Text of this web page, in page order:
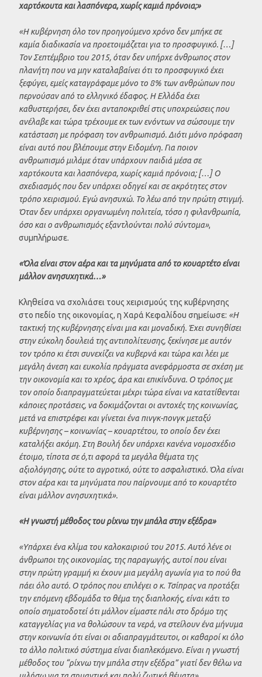
χαρτόκουτα και λασπόνερα, χωρίς καμιά πρόνοια;»
«Η κυβέρνηση όλο τον προηγούμενο χρόνο δεν μπήκε σε
καμία διαδικασία να προετοιμάζεται για το προσφυγικό. […]
Τον Σεπτέμβριο του 2015, όταν δεν υπήρχε άνθρωπος στον
πλανήτη που να μην καταλαβαίνει ότι το προσφυγικό έχει
ξεφύγει, εμείς καταγράφαμε μόνο το 8% των ανθρώπων που
περνούσαν από το ελληνικό έδαφος. Η Ελλάδα έχει
καθυστερήσει, δεν έχει ανταποκριθεί στις υποχρεώσεις που
ανέλαβε και τώρα τρέχουμε εκ των ενόντων να σώσουμε την
κατάσταση με πρόφαση τον ανθρωπισμό. Διότι μόνο πρόφαση
είναι αυτό που βλέπουμε στην Ειδομένη. Για ποιον
ανθρωπισμό μιλάμε όταν υπάρχουν παιδιά μέσα σε
χαρτόκουτα και λασπόνερα, χωρίς καμιά πρόνοια; […] Ο
σχεδιασμός που δεν υπάρχει οδηγεί και σε ακρότητες στον
τρόπο χειρισμού. Εγώ ανησυχώ. Το λέω από την πρώτη στιγμή.
Όταν δεν υπάρχει οργανωμένη πολιτεία, τόσο η φιλανθρωπία,
όσο και ο ανθρωπισμός εξαντλούνται πολύ σύντομα»,
συμπλήρωσε.
«Όλα είναι στον αέρα και τα μηνύματα από το κουαρτέτο είναι
μάλλον ανησυχητικά…»
Κληθείσα να σχολιάσει τους χειρισμούς της κυβέρνησης
στο πεδίο της οικονομίας, η Χαρά Κεφαλίδου σημείωσε: «Η
τακτική της κυβέρνησης είναι μια και μοναδική. Έχει συνηθίσει
στην εύκολη δουλειά της αντιπολίτευσης, ξεκίνησε με αυτόν
τον τρόπο κι έτσι συνεχίζει να κυβερνά και τώρα και λέει με
μεγάλη άνεση και ευκολία πράγματα ανεφάρμοστα σε σχέση με
την οικονομία και το χρέος, άρα και επικίνδυνα. Ο τρόπος με
τον οποίο διαπραγματεύεται μέχρι τώρα είναι να κατατίθενται
κάποιες προτάσεις, να δοκιμάζονται οι αντοχές της κοινωνίας,
μετά να επιστρέφει και γίνεται ένα πινγκ-πονγκ μεταξύ
κυβέρνησης – κοινωνίας – κουαρτέτου, το οποίο δεν έχει
καταλήξει ακόμη. Στη Βουλή δεν υπάρχει κανένα νομοσχέδιο
έτοιμο, τίποτα σε ό,τι αφορά τα μεγάλα θέματα της
αξιολόγησης, ούτε το αγροτικό, ούτε το ασφαλιστικό. Όλα είναι
στον αέρα και τα μηνύματα που παίρνουμε από το κουαρτέτο
είναι μάλλον ανησυχητικά».
«Η γνωστή μέθοδος του ρίχνω την μπάλα στην εξέδρα»
«Υπάρχει ένα κλίμα του καλοκαιριού του 2015. Αυτό λένε οι
άνθρωποι της οικονομίας, της παραγωγής, αυτοί που είναι
στην πρώτη γραμμή κι έχουν μια μεγάλη αγωνία για το πού θα
πάει όλο αυτό. Ο τρόπος που επιλέγει ο κ. Τσίπρας να προτάξει
την επόμενη εβδομάδα το θέμα της διαπλοκής, είναι κάτι το
οποίο σηματοδοτεί ότι μάλλον είμαστε πάλι στο δρόμο της
καταγγελίας για να θολώσουν τα νερά, να στείλουν ένα μήνυμα
στην κοινωνία ότι είναι οι αδιαπραγμάτευτοι, οι καθαροί κι όλο
το άλλο πολιτικό σύστημα είναι διαπλεκόμενο. Είναι η γνωστή
μέθοδος του “ρίχνω την μπάλα στην εξέδρα” γιατί δεν θέλω να